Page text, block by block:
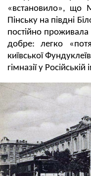
«встановило», що
Пінську на півдні
постійно
добре: легко
київської
гімназії у Російській